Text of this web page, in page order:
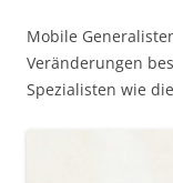
Mobile
Veränderungen
Spezialisten wie